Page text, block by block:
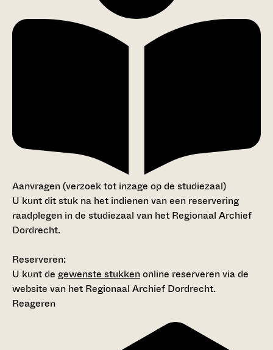
Aanvragen (verzoek tot inzage op de studiezaal)
U kunt dit stuk na het indienen van een reservering
raadplegen in de studiezaal van het Regionaal Archief
Dordrecht.
Reserveren:
U kunt de gewenste stukkenonline reserveren via de
website van het Regionaal Archief Dordrecht.
Reageren